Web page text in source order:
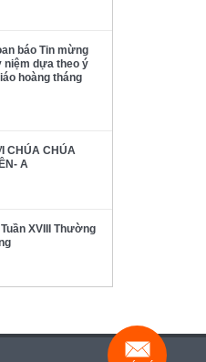
báo Tin mừng
niệm dựa theo ý
hoàng tháng
CHÚA CHÚA
A
XVIII Thường